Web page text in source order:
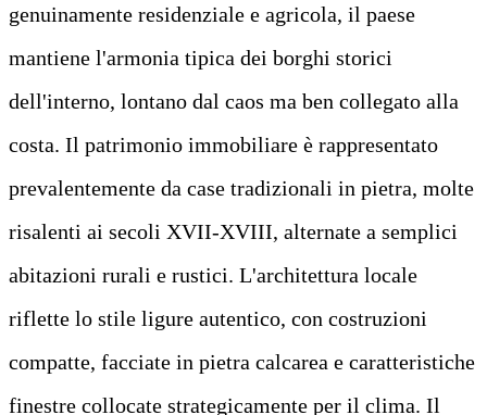
genuinamente residenziale e agricola, il paese
mantiene l'armonia tipica dei borghi storici
dell'interno, lontano dal caos ma ben collegato alla
costa. Il patrimonio immobiliare è rappresentato
prevalentemente da case tradizionali in pietra, molte
risalenti ai secoli XVII-XVIII, alternate a semplici
abitazioni rurali e rustici. L'architettura locale
riflette lo stile ligure autentico, con costruzioni
compatte, facciate in pietra calcarea e caratteristiche
finestre collocate strategicamente per il clima. Il